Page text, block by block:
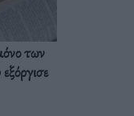
των